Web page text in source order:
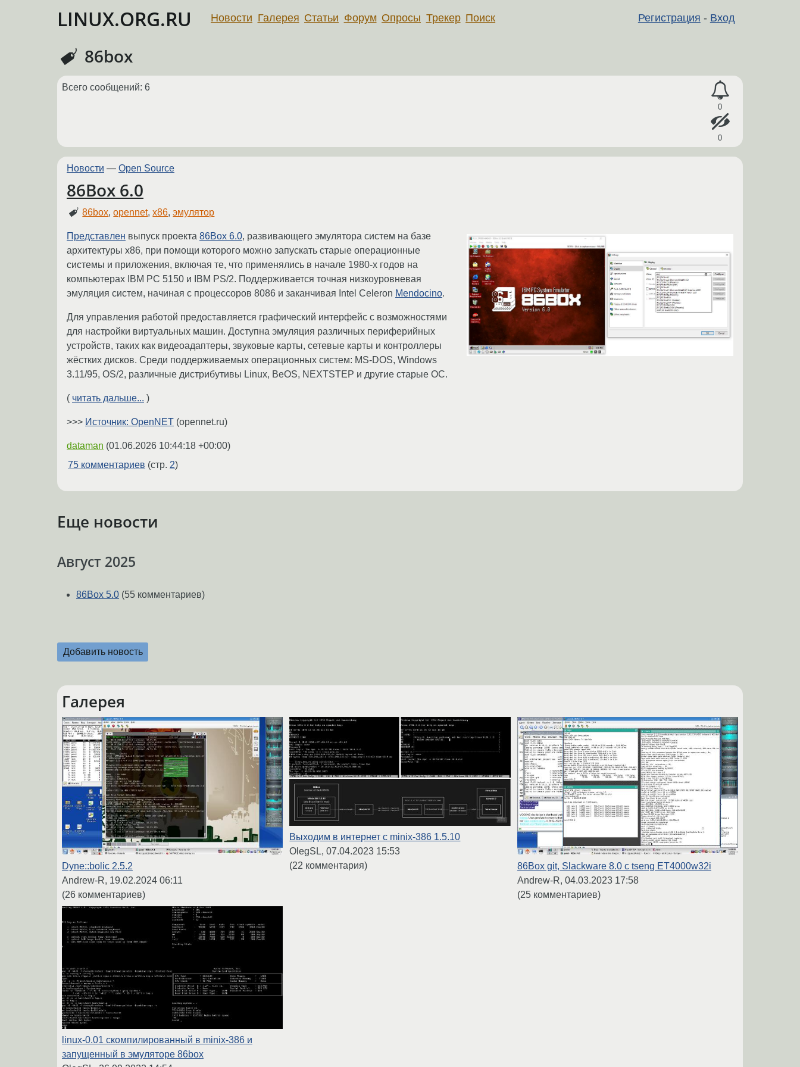
LINUX.ORG.RU Регистрация - Вход
Новости Галерея Статьи Форум Опросы Трекер Поиск
86box
0
0
Всего сообщений: 6
Новости — Open Source
86Box 6.0
86box,opennet,x86,эмулятор
Представлен выпуск проекта 86Box 6.0, развивающего эмулятора систем на базе
архитектуры x86, при помощи которого можно запускать старые операционные
системы и приложения, включая те, что применялись в начале 1980-х годов на
компьютерах IBM PC 5150 и IBM PS/2. Поддерживается точная низкоуровневая
эмуляция систем, начиная с процессоров 8086 и заканчивая Intel Сeleron Mendocino.
Для управления работой предоставляется графический интерфейс c возможностями
для настройки виртуальных машин. Доступна эмуляция различных периферийных
устройств, таких как видеоадаптеры, звуковые карты, сетевые карты и контроллеры
жёстких дисков. Среди поддерживаемых операционных систем: MS-DOS, Windows
3.11/95, OS/2, различные дистрибутивы Linux, BeOS, NEXTSTEP и другие старые ОС.
( читать дальше... )
>>> Источник: OpenNET (opennet.ru)
dataman (01.06.2026 10:44:18 +00:00)
75 комментариев (стр. 2)
Еще новости
Август 2025
86Box 5.0 (55 комментариев)
Добавить новость
Галерея
Dyne::bolic 2.5.2
Andrew-R, 19.02.2024 06:11
(26 комментариев)
Выходим в интернет с minix-386 1.5.10
OlegSL,07.04.2023 15:53
(22 комментария)
86Box git, Slackware 8.0 с tseng ET4000w32i
Andrew-R, 04.03.2023 17:58
(25 комментариев)
linux-0.01 скомпилированный в minix-386 и
запущенный в эмуляторе 86box